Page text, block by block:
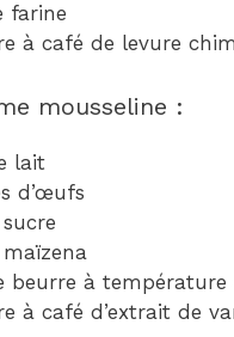
farine
à café de levure
mousseline :
lait
d’œufs
beurre à
à café d’extrait de